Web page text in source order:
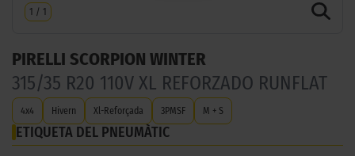
1 / 1
PIRELLI SCORPION WINTER
315/35 R20 110V XL REFORZADO RUNFLAT
4x4 Hivern Xl-Reforçada 3PMSF M + S
ETIQUETA DEL PNEUMÀTIC